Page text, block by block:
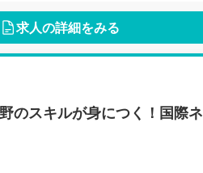
求人の詳細をみる
のスキルが身につく！国際ネ